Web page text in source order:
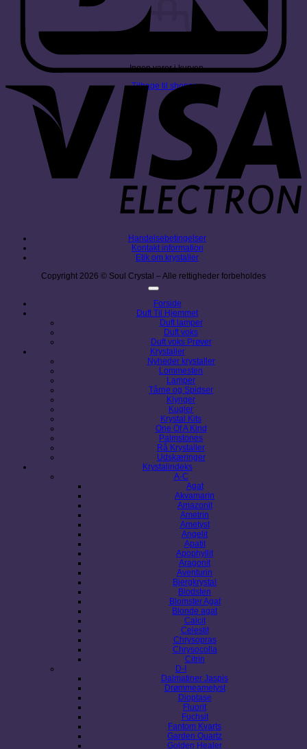
Ingen varer i kurven.
Tilbage til shoppen
Handelsebetingelser
Kontakt information
Etik om krystaller
Copyright 2026 © Soul Crystal – Alle rettigheder forbeholdes
Forside
Duft Til Hjemmet
Duft lamper
Duft voks
Duft voks Prøver
Krystaller
Nyheder krystaller
Lommesten
Lamper
Tårne og Spidser
Klynger
Kugler
Krystal Kits
One Of A Kind
Palmstones
Rå Krystaller
Udskæringer
Krystalindeks
A-C
Agat
Akvamarin
Amazonit
Ametrin
Ametyst
Angelit
Apatit
Apophyllit
Aragonit
Aventurin
Bjergkrystal
Blodsten
Blomster Agat
Blonde agat
Calcit
Celestit
Chrysopras
Chrysocolla
Citrin
D-I
Dalmatiner Jaspis
Drømmeametyst
Dioptase
Fluorit
Fuchsit
Fantom Kvarts
Garden Quartz
Golden Healer